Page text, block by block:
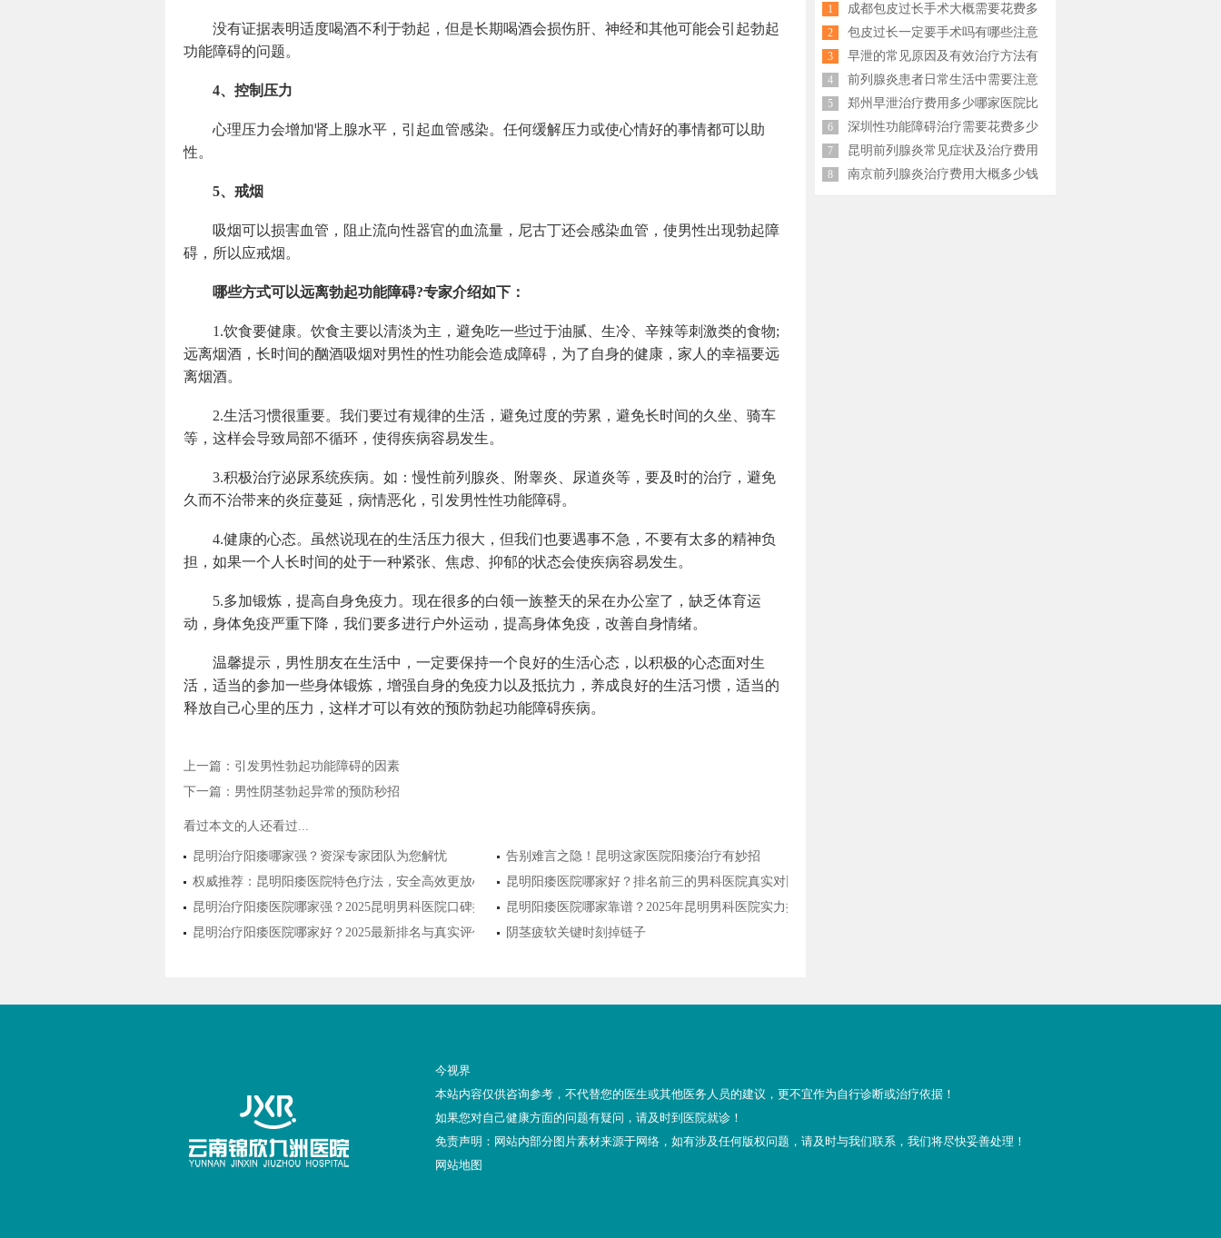
没有证据表明适度喝酒不利于勃起，但是长期喝酒会损伤肝、神经和其他可能会引起勃起
功能障碍的问题。
4、控制压力
心理压力会增加肾上腺水平，引起血管感染。任何缓解压力或使心情好的事情都可以助
性。
5、戒烟
吸烟可以损害血管，阻止流向性器官的血流量，尼古丁还会感染血管，使男性出现勃起障
碍，所以应戒烟。
哪些方式可以远离勃起功能障碍?专家介绍如下：
1.饮食要健康。饮食主要以清淡为主，避免吃一些过于油腻、生冷、辛辣等刺激类的食物;
远离烟酒，长时间的酗酒吸烟对男性的性功能会造成障碍，为了自身的健康，家人的幸福要远
离烟酒。
2.生活习惯很重要。我们要过有规律的生活，避免过度的劳累，避免长时间的久坐、骑车
等，这样会导致局部不循环，使得疾病容易发生。
3.积极治疗泌尿系统疾病。如：慢性前列腺炎、附睾炎、尿道炎等，要及时的治疗，避免
久而不治带来的炎症蔓延，病情恶化，引发男性性功能障碍。
4.健康的心态。虽然说现在的生活压力很大，但我们也要遇事不急，不要有太多的精神负
担，如果一个人长时间的处于一种紧张、焦虑、抑郁的状态会使疾病容易发生。
5.多加锻炼，提高自身免疫力。现在很多的白领一族整天的呆在办公室了，缺乏体育运
动，身体免疫严重下降，我们要多进行户外运动，提高身体免疫，改善自身情绪。
温馨提示，男性朋友在生活中，一定要保持一个良好的生活心态，以积极的心态面对生
活，适当的参加一些身体锻炼，增强自身的免疫力以及抵抗力，养成良好的生活习惯，适当的
释放自己心里的压力，这样才可以有效的预防勃起功能障碍疾病。
上一篇： 引发男性勃起功能障碍的因素
下一篇： 男性阴茎勃起异常的预防秒招
看过本文的人还看过...
昆明治疗阳痿哪家强？资深专家团队为您解忧
告别难言之隐！昆明这家医院阳痿治疗有妙招
权威推荐：昆明阳痿医院特色疗法，安全高效更放心
昆明阳痿医院哪家好？排名前三的男科医院真实对比推荐
昆明治疗阳痿医院哪家强？2025昆明男科医院口碑排名前十出炉，患者都说放心！昆明阳痿医院哪家靠谱？2025年昆明男科医院实力排名与就诊指南
昆明治疗阳痿医院哪家好？2025最新排名与真实评价，助你科学就医阴茎疲软关键时刻掉链子
1
成都包皮过长手术大概需要花费多
少钱
2
包皮过长一定要手术吗有哪些注意
事项
3
早泄的常见原因及有效治疗方法有
4
前列腺炎患者日常生活中需要注意
什么
5
郑州早泄治疗费用多少哪家医院比
较好
6
深圳性功能障碍治疗需要花费多少
7
昆明前列腺炎常见症状及治疗费用
大概多少钱
8 南京前列腺炎治疗费用大概多少钱
今视界
本站内容仅供咨询参考，不代替您的医生或其他医务人员的建议，更不宜作为自行诊断或治疗依据！
如果您对自己健康方面的问题有疑问，请及时到医院就诊！
免责声明：网站内部分图片素材来源于网络，如有涉及任何版权问题，请及时与我们联系，我们将尽快妥善处理！
网站地图